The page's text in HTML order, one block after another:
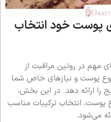
پوست خود انتخاب
مهم در روتین مراقبت از
پوست و نیازهای خاص شما
را ارائه دهد. در این بخش،
پوست، انتخاب ترکیبات مناسب
می‌شود.